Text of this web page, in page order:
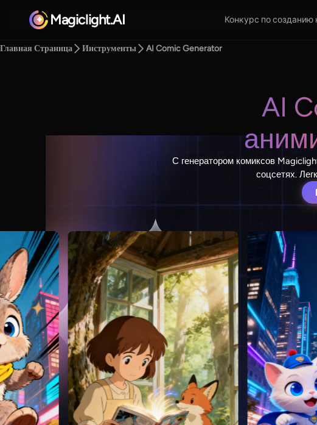
Magiclight.AI Конкурс по созданию
Главная Страница Инструменты AI Comic Generator
AI
С генератором комиксов
соцсетях.